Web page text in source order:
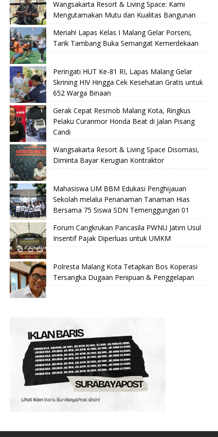
Wangsakarta Resort & Living Space: Kami
Mengutamakan Mutu dan Kualitas Bangunan
Meriah! Lapas Kelas I Malang Gelar Porseni,
Tarik Tambang Buka Semangat Kemerdekaan
Peringati HUT Ke-81 RI, Lapas Malang Gelar
Skrining HIV Hingga Cek Kesehatan Gratis untuk
652 Warga Binaan
Gerak Cepat Resmob Malang Kota, Ringkus
Pelaku Curanmor Honda Beat di Jalan Pisang
Candi
Wangsakarta Resort & Living Space Disomasi,
Diminta Bayar Kerugian Kontraktor
Mahasiswa UM BBM Edukasi Penghijauan
Sekolah melalui Penanaman Tanaman Hias
Bersama 75 Siswa SDN Temenggungan 01
Forum Cangkrukan Pancasila PWNU Jatim Usul
Insentif Pajak Diperluas untuk UMKM
Polresta Malang Kota Tetapkan Bos Koperasi
Tersangka Dugaan Penipuan & Penggelapan